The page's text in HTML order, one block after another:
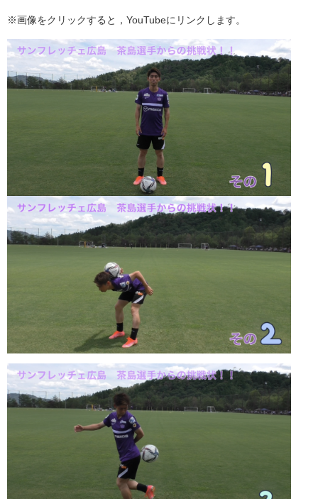
※画像をクリックすると，YouTubeにリンクします。